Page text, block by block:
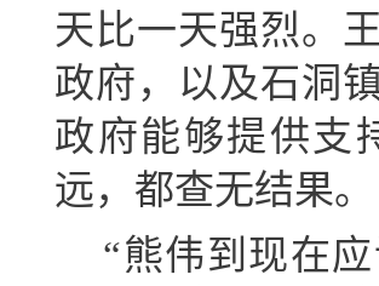
天比一天强烈。
政府，以及石洞
政府能够提供支
远，都查无结果。
“熊伟到现在